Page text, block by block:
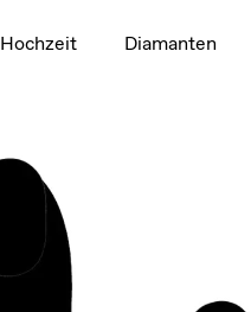
Hochzeit Diamanten